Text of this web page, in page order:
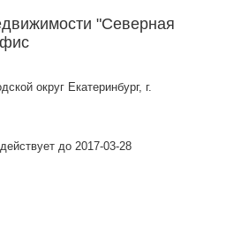
"Северная
округ Екатеринбург, г.
до 2017-03-28